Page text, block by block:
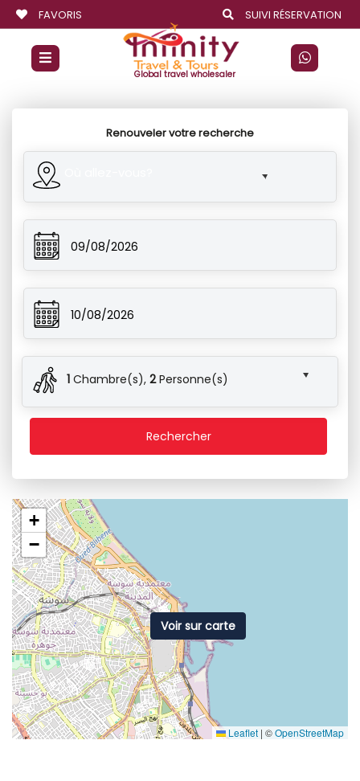
FAVORIS SUIVI RÉSERVATION
Global travel wholesaler
Renouveler votre recherche
09/08/2026
10/08/2026
1 Chambre(s), 2Personne(s)
Rechercher
+
−
Leaflet | ©OpenStreetMap
Voir sur carte